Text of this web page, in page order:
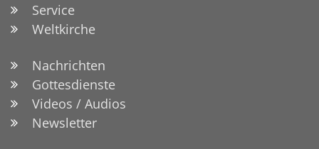
Service
Weltkirche
Nachrichten
Gottesdienste
Videos / Audios
Newsletter